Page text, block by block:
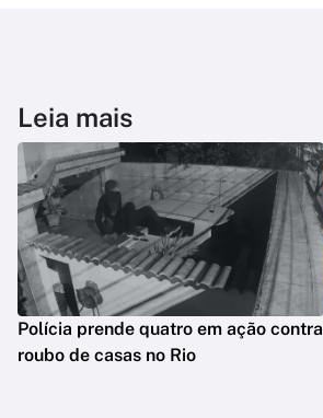
Leia mais
Polícia prende quatro em ação contra
roubo de casas no Rio